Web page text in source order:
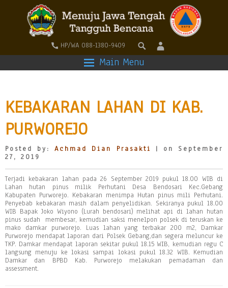
HP/WA 088-1380-9409
Main Menu
KEBAKARAN LAHAN DI KAB.
PURWOREJO
Posted by:Achmad Dian Prasakti
| on September
27, 2019
Terjadi kebakaran lahan pada 26 September 2019 pukul 18.00 WIB di
Lahan hutan pinus milik Perhutani Desa Bendosari Kec.Gebang
Kabupaten Purworejo. Kebakaran menimpa Hutan pinus mili Perhutani.
Penyebab kebakaran masih dalam penyelidikan. Sekiranya pukul 18.00
WIB Bapak Joko Wiyono (Lurah bendosari) melihat api di lahan hutan
pinus sudah membesar, kemudian saksi menelpon polsek di teruskan ke
mako damkar purworejo. Luas lahan yang terbakar 200 m2, Damkar
Purworejo mendapat laporan dari Polsek Gebang,dan segera meluncur ke
TKP. Damkar mendapat laporan sekitar pukul 18.15 WIB, kemudian regu C
langsung menuju ke lokasi sampai lokasi pukul 18.32 WIB. Kemudian
Damkar dan BPBD Kab. Purworejo melakukan pemadaman dan
assessment.